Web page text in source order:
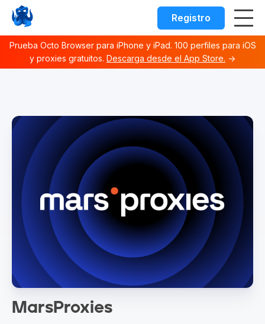
Prueba Octo Browser para iPhone y iPad. 100 perfiles para iOS
y proxies gratuitos. Descarga desde el App Store. →
Use this file to discover all available documentation
Registro
MarsProxies